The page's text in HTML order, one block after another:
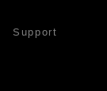
Support